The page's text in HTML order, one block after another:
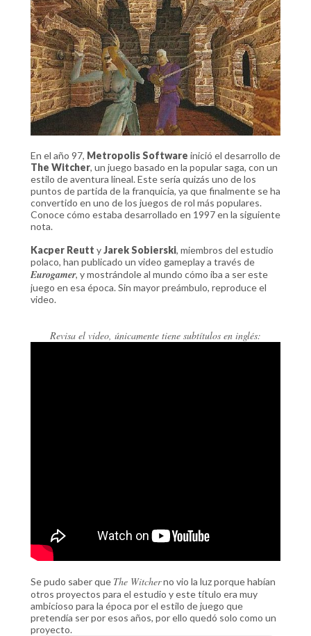
En el año 97, Metropolis Software inició el desarrollo de
The Witcher, un juego basado en la popular saga, con un
estilo de aventura lineal. Este sería quizás uno de los
puntos de partida de la franquicia, ya que finalmente se ha
convertido en uno de los juegos de rol más populares.
Conoce cómo estaba desarrollado en 1997 en la siguiente
nota.
Kacper Reutt yJarek Sobierski, miembros del estudio
polaco, han publicado un video gameplay a través de
Eurogamer, y mostrándole al mundo cómo iba a ser este
juego en esa época. Sin mayor preámbulo, reproduce el
video.
Revisa el video, únicamente tiene subtítulos en inglés:
Se pudo saber que The Witcherno vio la luz porque habían
otros proyectos para el estudio y este título era muy
ambicioso para la época por el estilo de juego que
pretendía ser por esos años, por ello quedó solo como un
proyecto.